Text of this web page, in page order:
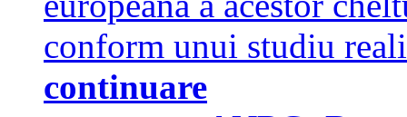
conform unui studiu
continuare